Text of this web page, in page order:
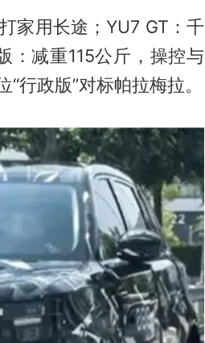
家用长途；YU7 GT：千
：减重115公斤，操控与
行政版”对标帕拉梅拉。